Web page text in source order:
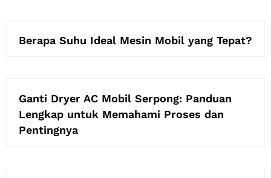
Berapa Suhu Ideal Mesin Mobil yang Tepat?
Ganti Dryer AC Mobil Serpong: Panduan
Lengkap untuk Memahami Proses dan
Pentingnya